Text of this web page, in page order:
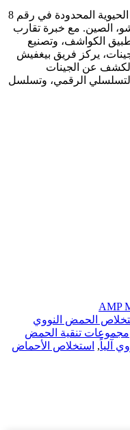
تقع شركة هانغتشو بيغفيش للتكنولوجيا الحيوية المحدودة في رقم 8
الصين. مع خبرة تقارب
الكواشف، وتصنيع
يركز فريق بيغفيش
عن الجينات
الرقمي، وتسلسل
AMP
الحمض النووي
مجموعات تنقية الحمض
آلياً, استخلاص الأحماض